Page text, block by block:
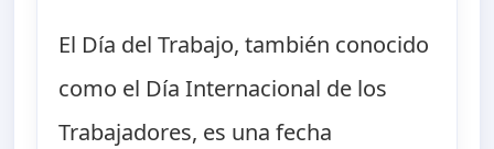
El Día del Trabajo, también conocido
como el Día Internacional de los
Trabajadores, es una fecha